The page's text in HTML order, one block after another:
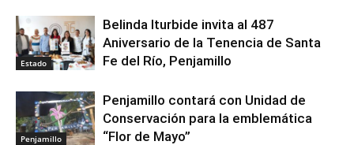
Estado
Belinda Iturbide invita al 487
Aniversario de la Tenencia de Santa
Fe del Río, Penjamillo
Penjamillo
Penjamillo contará con Unidad de
Conservación para la emblemática
“Flor de Mayo”